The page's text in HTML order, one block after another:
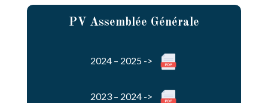
PV Assemblée Générale
2024 – 2025 ->
2023 – 2024 ->